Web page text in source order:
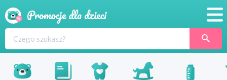
Produkty